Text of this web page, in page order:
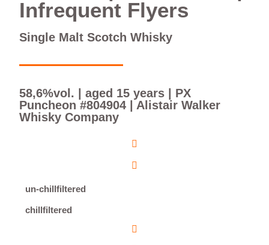
Infrequent Flyers
Single Malt Scotch Whisky
58,6%vol. | aged 15 years | PX
Puncheon #804904 | Alistair Walker
Whisky Company
un-chillfiltered
chillfiltered